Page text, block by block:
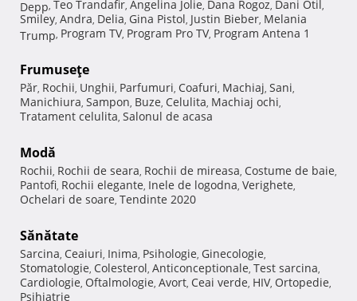
Depp, Teo Trandafir, Angelina Jolie, Dana Rogoz, Dani Otil,
Smiley, Andra, Delia, Gina Pistol, Justin Bieber, Melania
Trump, Program TV, Program Pro TV, Program Antena 1
Frumuseţe
Păr, Rochii, Unghii, Parfumuri, Coafuri, Machiaj, Sani,
Manichiura, Sampon, Buze, Celulita, Machiaj ochi,
Tratament celulita, Salonul de acasa
Modă
Rochii, Rochii de seara, Rochii de mireasa, Costume de baie,
Pantofi, Rochii elegante, Inele de logodna, Verighete,
Ochelari de soare, Tendinte 2020
Sănătate
Sarcina, Ceaiuri, Inima, Psihologie, Ginecologie,
Stomatologie, Colesterol, Anticonceptionale, Test sarcina,
Cardiologie, Oftalmologie, Avort, Ceai verde, HIV, Ortopedie,
Psihiatrie